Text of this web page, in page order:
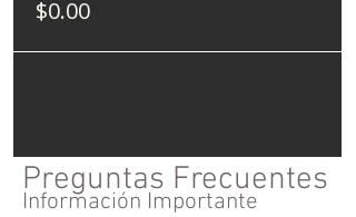
$0.00
Preguntas Frecuentes
Información Importante